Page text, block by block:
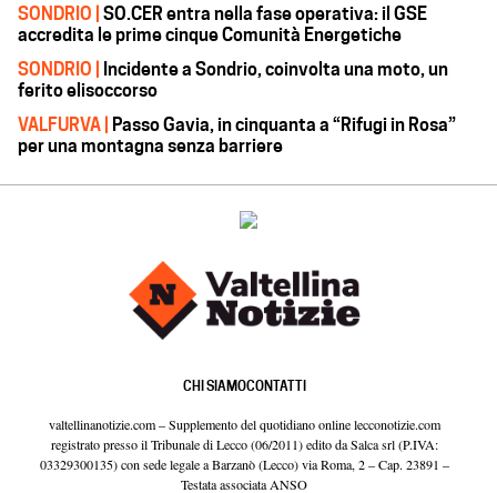
SONDRIO | SO.CER entra nella fase operativa: il GSE
accredita le prime cinque Comunità Energetiche
SONDRIO | Incidente a Sondrio, coinvolta una moto, un
ferito elisoccorso
VALFURVA | Passo Gavia, in cinquanta a “Rifugi in Rosa”
per una montagna senza barriere
CHI SIAMOCONTATTI
valtellinanotizie.com – Supplemento del quotidiano online lecconotizie.com
registrato presso il Tribunale di Lecco (06/2011) edito da Salca srl (P.IVA:
03329300135) con sede legale a Barzanò (Lecco) via Roma, 2 – Cap. 23891 –
Testata associata ANSO